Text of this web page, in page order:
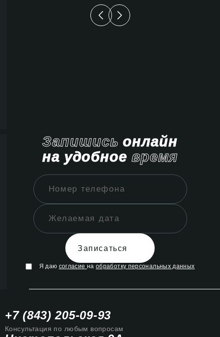
Запишисьонлайн
на удобное время
Записаться
Я даю согласие наобработку персональных данных
+7 (843) 205-09-93
Консультация по любым вопросам